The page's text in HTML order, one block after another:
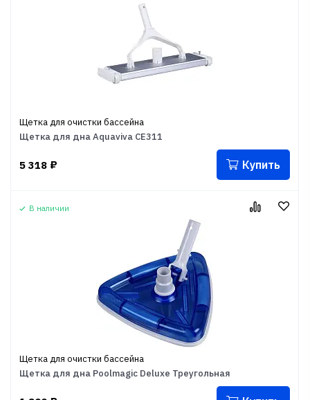
Щетка для очистки бассейна
Щетка для дна Aquaviva CE311
5 318 ₽ Купить
В наличии
Щетка для очистки бассейна
Щетка для дна Poolmagic Deluxe Треугольная